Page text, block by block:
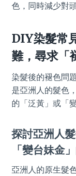
色，同時減少對
DIY染髮常
難，尋求「
染髮後的褪色問
是亞洲人的髮色
的「泛黃」或「
探討亞洲人
「變台妹金
亞洲人的原生髮